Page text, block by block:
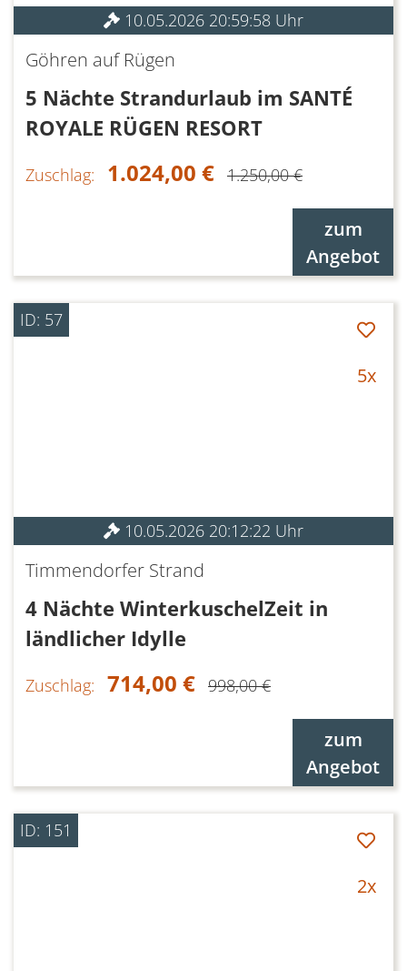
10.05.2026 20:59:58 Uhr
Göhren auf Rügen
5 Nächte Strandurlaub im SANTÉ
ROYALE RÜGEN RESORT
Zuschlag: 1.024,00 € 1.250,00 €
zum
Angebot
ID: 57
5x
10.05.2026 20:12:22 Uhr
Timmendorfer Strand
4 Nächte WinterkuschelZeit in
ländlicher Idylle
Zuschlag: 714,00 € 998,00 €
zum
Angebot
ID: 151
2x